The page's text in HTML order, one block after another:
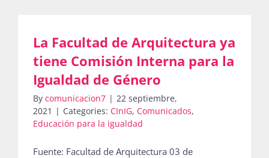
La Facultad de Arquitectura ya
tiene Comisión Interna para la
Igualdad de Género
By comunicacion7 | 22 septiembre,
2021 | Categories: CInIG, Comunicados,
Educación para la igualdad
Fuente: Facultad de Arquitectura 03 de